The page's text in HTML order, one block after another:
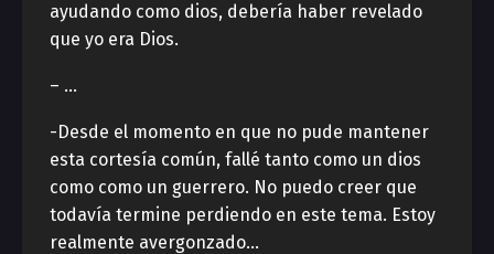
ayudando como dios, debería haber revelado
que yo era Dios.
– …
-Desde el momento en que no pude mantener
esta cortesía común, fallé tanto como un dios
como como un guerrero. No puedo creer que
todavía termine perdiendo en este tema. Estoy
realmente avergonzado…